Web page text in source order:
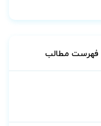
فهرست مطالب